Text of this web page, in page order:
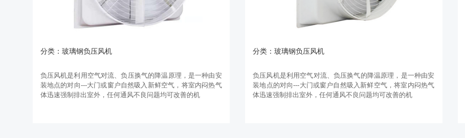
分类：玻璃钢负压风机
负压风机是利用空气对流、负压换气的降温原理，是一种由安
装地点的对向---大门或窗户自然吸入新鲜空气，将室内闷热气
体迅速强制排出室外，任何通风不良问题均可改善的机
分类：玻璃钢负压风机
负压风机是利用空气对流、负压换气的降温原理，是一种由安
装地点的对向---大门或窗户自然吸入新鲜空气，将室内闷热气
体迅速强制排出室外，任何通风不良问题均可改善的机